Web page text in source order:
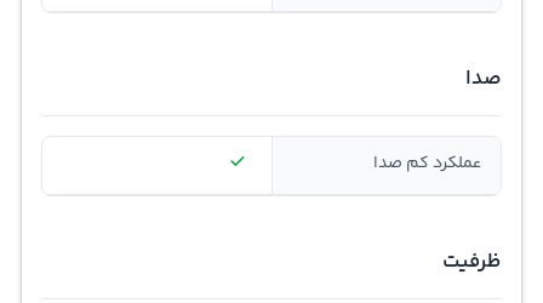
صدا
عملکرد کم صدا
ظرفیت